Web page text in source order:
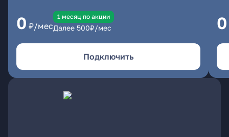
0 ₽/мес
1 месяц по акции
Далее 500₽/мес
Подключить
0